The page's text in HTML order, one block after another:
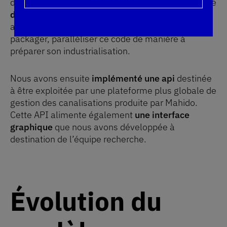
d’être une traduction littérale, il s’agissait en réalité
d’une restructuration globale du code
avons donc profité pour factoriser, documenter,
packager, paralléliser ce code de manière à
préparer son industrialisation.
Nous avons ensuite implémenté une api destinée
à être exploitée par une plateforme plus globale de
gestion des canalisations produite par Mahido.
Cette API alimente également une interface
graphique que nous avons développée à
destination de l’équipe recherche.
Évolution du